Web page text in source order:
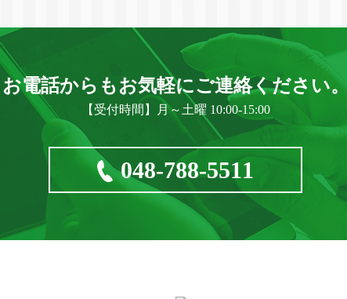
お電話からもお気軽にご連絡ください。
【受付時間】月～土曜 10:00-15:00
048-788-5511